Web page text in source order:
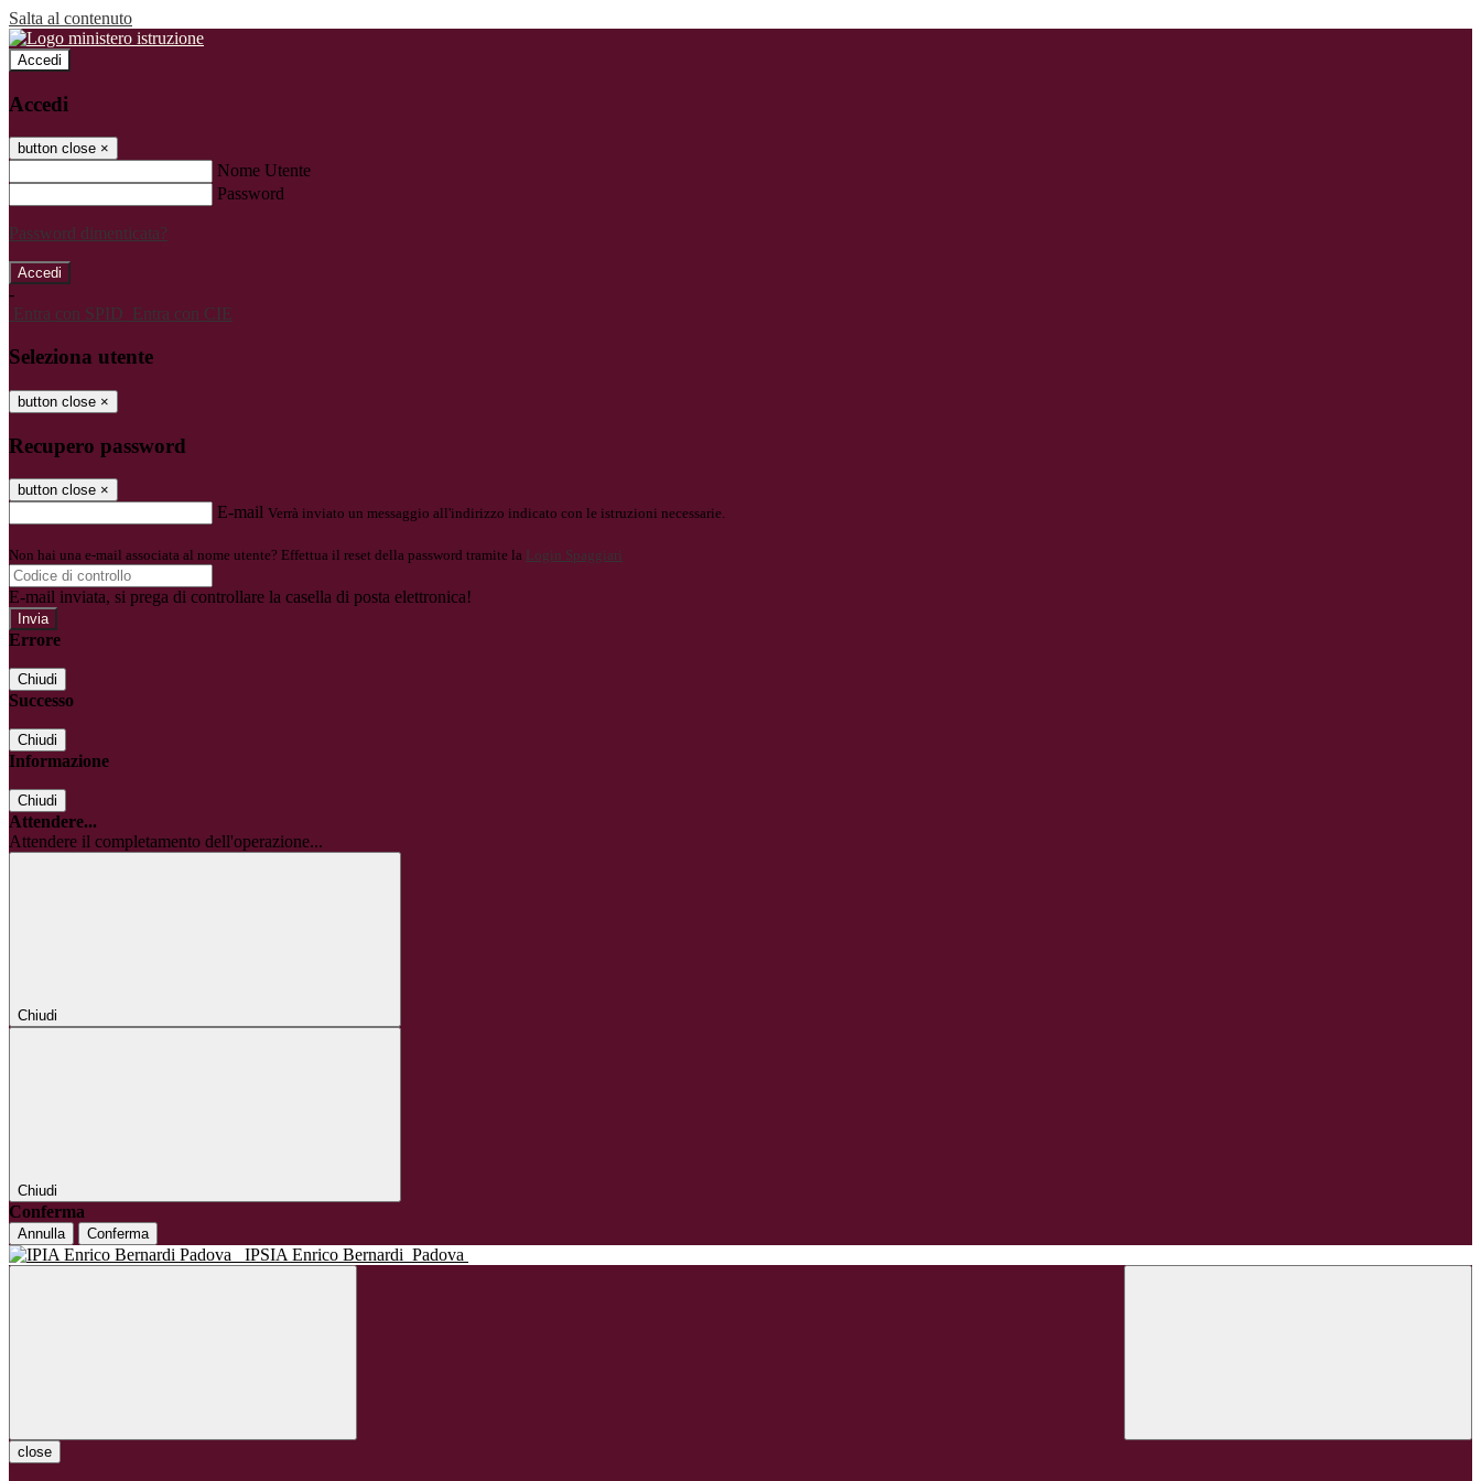
Salta al contenuto
Accedi
Accedi
button close ×
Nome Utente
Password
Password dimenticata?
-
Entra con SPID Entra con CIE
Seleziona utente
button close ×
Recupero password
button close ×
E-mail Verrà inviato un messaggio all'indirizzo indicato con le istruzioni necessarie.
Non hai una e-mail associata al nome utente? Effettua il reset della password tramite la Login Spaggiari
E-mail inviata, si prega di controllare la casella di posta elettronica!
Errore
Chiudi
Successo
Chiudi
Informazione
Chiudi
Attendere...
Attendere il completamento dell'operazione...
Chiudi
Chiudi
Conferma
Annulla Conferma
IPSIA Enrico Bernardi Padova
close